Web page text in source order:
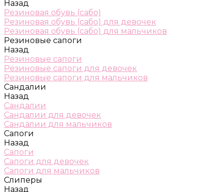
Назад
Резиновая обувь (сабо)
Резиновая обувь (сабо) для девочек
Резиновая обувь (сабо) для мальчиков
Резиновые сапоги
Назад
Резиновые сапоги
Резиновые сапоги для девочек
Резиновые сапоги для мальчиков
Сандалии
Назад
Сандалии
Сандалии для девочек
Сандалии для мальчиков
Сапоги
Назад
Сапоги
Сапоги для девочек
Сапоги для мальчиков
Слиперы
Назад